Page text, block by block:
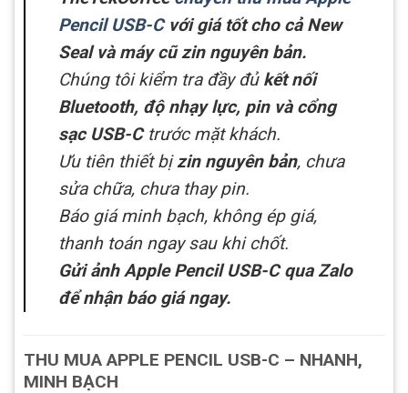
Pencil USB-Cvới giá tốt cho cả New
Seal và máy cũ zin nguyên bản.
Chúng tôi kiểm tra đầy đủ kết nối
Bluetooth, độ nhạy lực, pin và cổng
sạc USB-Ctrước mặt khách.
Ưu tiên thiết bịzin nguyên bản, chưa
sửa chữa, chưa thay pin.
Báo giá minh bạch, không ép giá,
thanh toán ngay sau khi chốt.
Gửi ảnh Apple Pencil USB-C qua Zalo
để nhận báo giá ngay.
THU MUA APPLE PENCIL USB-C – NHANH,
MINH BẠCH